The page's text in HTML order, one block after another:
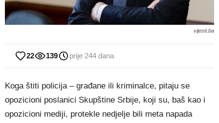
vijesti.ba
22 139 prije 244 dana
Koga štiti policija – građane ili kriminalce, pitaju se
opozicioni poslanici Skupštine Srbije, koji su, baš kao i
opozicioni mediji, protekle nedjelje bili meta napada